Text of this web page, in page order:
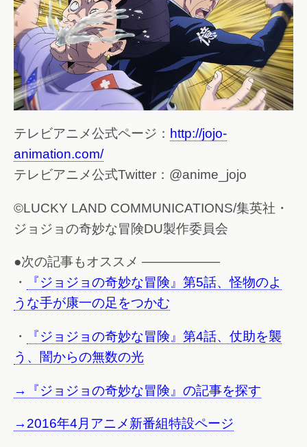
テレビアニメ公式ページ： http://jojo-
animation.com/
テレビアニメ公式Twitter：@anime_jojo
©LUCKY LAND COMMUNICATIONS/集英社・
ジョジョの奇妙な冒険DU製作委員会
●次の記事もオススメ ——————
・
『ジョジョの奇妙な冒険』第5話、怪物のよ
うな手が康一の足をつかむ
・
『ジョジョの奇妙な冒険』第4話、仗助を襲
う、闇からの無数の光
→『ジョジョの奇妙な冒険』の記事を探す
→2016年4月アニメ新番組特設ページ